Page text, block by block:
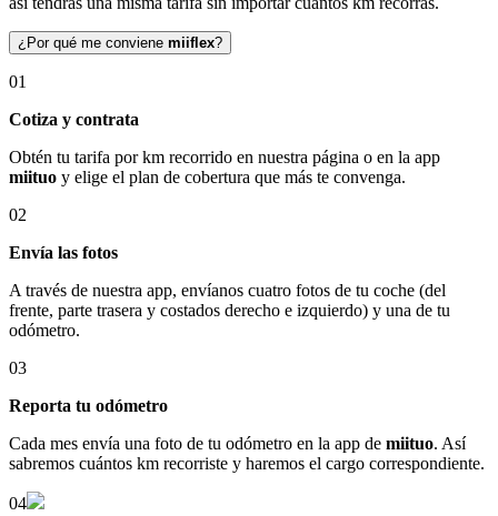
¿Por qué me conviene miiflex?
01
Cotiza y contrata
Obtén tu tarifa por km recorrido en nuestra página o en la app
miituo y elige el plan de cobertura que más te convenga.
02
Envía las fotos
A través de nuestra app, envíanos cuatro fotos de tu coche (del
frente, parte trasera y costados derecho e izquierdo) y una de tu
odómetro.
03
Reporta tu odómetro
Cada mes envía una foto de tu odómetro en la app de miituo. Así
sabremos cuántos km recorriste y haremos el cargo correspondiente.
04